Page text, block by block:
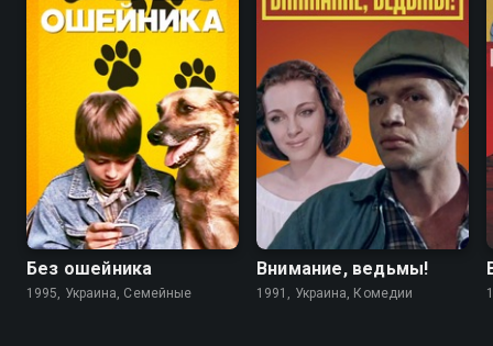
6.7 4.6
Без ошейника
1995, Украина, Семейные
5.6
Внимание, ведьмы!
1991, Украина, Комедии